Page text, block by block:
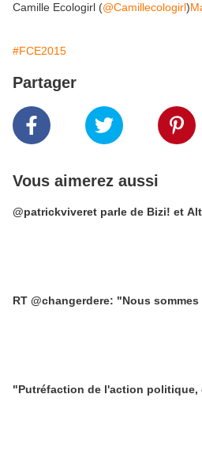
Camille Ecologirl (@Camillecologirl)
#FCE2015
Partager
Vous aimerez aussi
@patrickviveret parle de Bizi! et
RT @changerdere: "Nous
"Putréfaction de l'action politique,